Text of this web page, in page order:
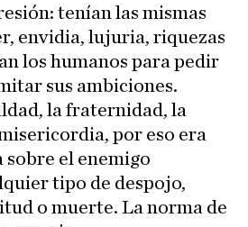
tenían las mismas
envidia, lujuria, riquezas
los humanos para pedir
sus ambiciones.
la fraternidad, la
por eso era
sobre el enemigo
tipo de despojo,
o muerte. La norma de